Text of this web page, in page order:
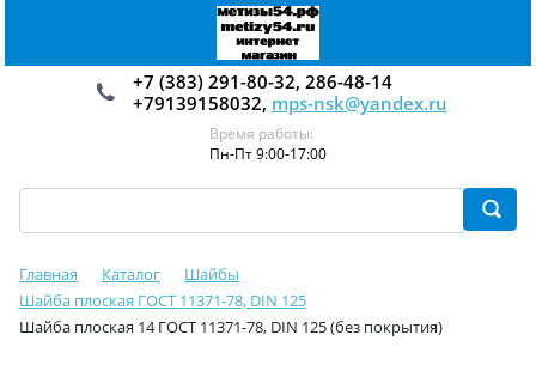
+7 (383) 291-80-32, 286-48-14
+79139158032, mps-nsk@yandex.ru
Время работы:
Пн-Пт 9:00-17:00
Главная Каталог
Шайбы
Шайба плоская ГОСТ 11371-78, DIN 125
Шайба плоская 14 ГОСТ 11371-78, DIN 125 (без покрытия)